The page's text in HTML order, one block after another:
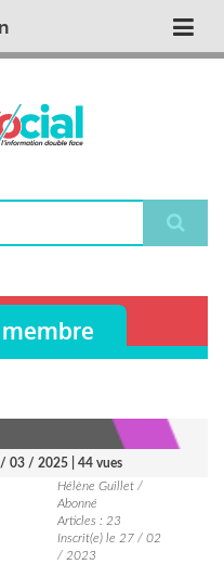
03 / 2025 | 44 vues
Hélène Guillet /
Abonné
Articles : 23
Inscrit(e) le 27 / 02
/ 2023